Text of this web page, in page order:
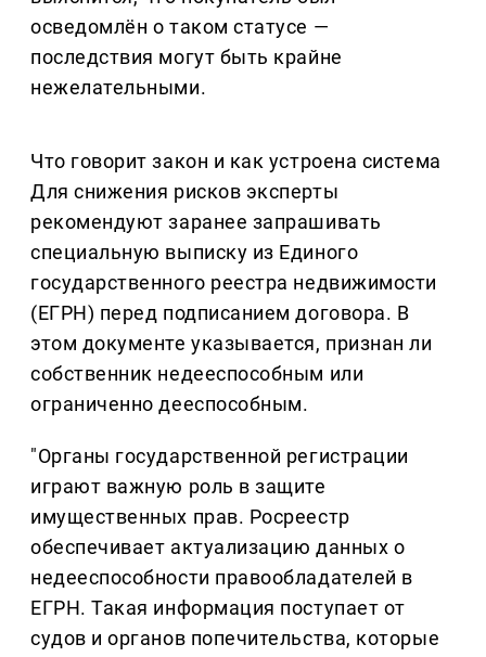
осведомлён о таком статусе —
последствия могут быть крайне
нежелательными.
Что говорит закон и как устроена система
Для снижения рисков эксперты
рекомендуют заранее запрашивать
специальную выписку из Единого
государственного реестра недвижимости
(ЕГРН) перед подписанием договора. В
этом документе указывается, признан ли
собственник недееспособным или
ограниченно дееспособным.
"Органы государственной регистрации
играют важную роль в защите
имущественных прав. Росреестр
обеспечивает актуализацию данных о
недееспособности правообладателей в
ЕГРН. Такая информация поступает от
судов и органов попечительства, которые